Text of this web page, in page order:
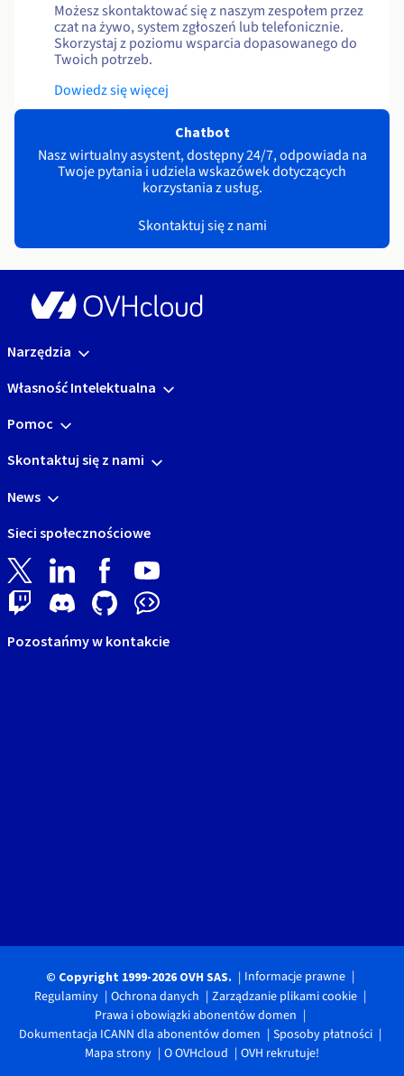
Możesz skontaktować się z naszym zespołem przez
czat na żywo, system zgłoszeń lub telefonicznie.
Skorzystaj z poziomu wsparcia dopasowanego do
Twoich potrzeb.
Dowiedz się więcej
Chatbot
Nasz wirtualny asystent, dostępny 24/7, odpowiada na
Twoje pytania i udziela wskazówek dotyczących
korzystania z usług.
Skontaktuj się z nami
Narzędzia
Własność Intelektualna
Pomoc
Skontaktuj się z nami
News
Sieci społecznościowe
Pozostańmy w kontakcie
© Copyright 1999-2026 OVH SAS.
Informacje prawne
Regulaminy
Ochrona danych
Zarządzanie plikami cookie
Prawa i obowiązki abonentów domen
Dokumentacja ICANN dla abonentów domen
Sposoby płatności
Mapa strony
O OVHcloud OVH rekrutuje!